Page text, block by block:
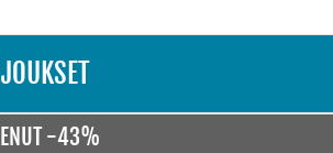
-43%